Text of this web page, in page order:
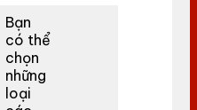
Bạn
có thể
chọn
những
loại